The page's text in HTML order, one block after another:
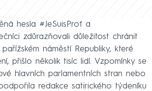
hesla #JeSuisProf a
zdůrazňovali důležitost chránit
náměstí Republiky, které
přišlo několik tisíc lidí. Vzpomínky se
hlavních parlamentních stran nebo
redakce satirického týdeníku